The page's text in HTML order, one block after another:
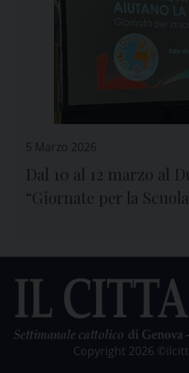
5 Marzo 2026
Dal 10 al 12 marzo al
“Giornate per la
Copyright 2026